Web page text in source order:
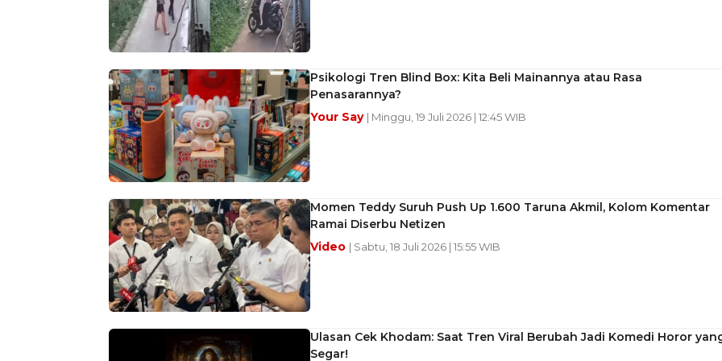
Psikologi Tren Blind Box: Kita Beli Mainannya atau Rasa
Penasarannya?
Your Say | Minggu, 19 Juli 2026 | 12:45 WIB
Momen Teddy Suruh Push Up 1.600 Taruna Akmil, Kolom Komentar
Ramai Diserbu Netizen
Video | Sabtu, 18 Juli 2026 | 15:55 WIB
Ulasan Cek Khodam: Saat Tren Viral Berubah Jadi Komedi Horor
Segar!